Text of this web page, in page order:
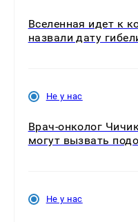
Вселенная идет к
назвали дату
Не у нас
Врач-онколог
могут вызвать
Не у нас